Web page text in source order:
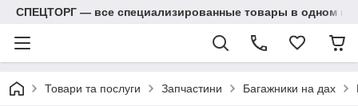
СПЕЦТОРГ — все специализированные товары в одном
Товари та послуги Запчастини Багажники на дах